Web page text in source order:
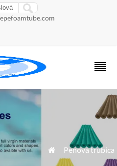
 Penová trubica